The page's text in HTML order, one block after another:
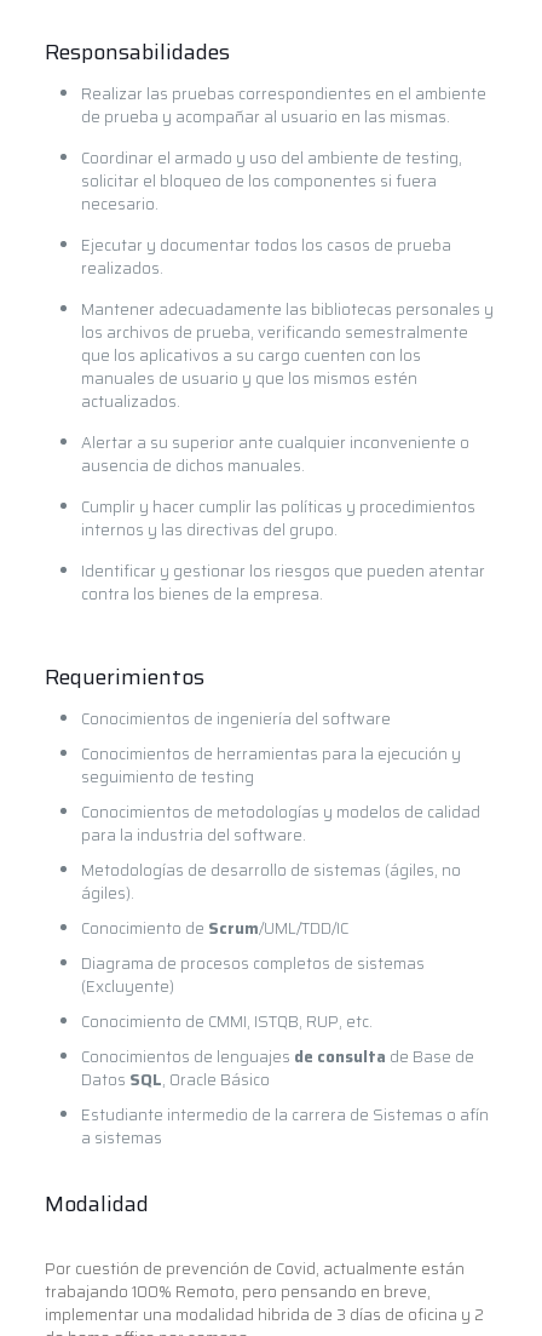
Responsabilidades
Realizar las pruebas correspondientes en el ambiente
de prueba y acompañar al usuario en las mismas.
Coordinar el armado y uso del ambiente de testing,
solicitar el bloqueo de los componentes si fuera
necesario.
Ejecutar y documentar todos los casos de prueba
realizados.
Mantener adecuadamente las bibliotecas personales y
los archivos de prueba, verificando semestralmente
que los aplicativos a su cargo cuenten con los
manuales de usuario y que los mismos estén
actualizados.
Alertar a su superior ante cualquier inconveniente o
ausencia de dichos manuales.
Cumplir y hacer cumplir las políticas y procedimientos
internos y las directivas del grupo.
Identificar y gestionar los riesgos que pueden atentar
contra los bienes de la empresa.
Requerimientos
Conocimientos de ingeniería del software
Conocimientos de herramientas para la ejecución y
seguimiento de testing
Conocimientos de metodologías y modelos de calidad
para la industria del software.
Metodologías de desarrollo de sistemas (ágiles, no
ágiles).
Conocimiento de Scrum/UML/TDD/IC
Diagrama de procesos completos de sistemas
(Excluyente)
Conocimiento de CMMI, ISTQB, RUP, etc.
Conocimientos de lenguajes de consulta de Base de
Datos SQL, Oracle Básico
Estudiante intermedio de la carrera de Sistemas o afín
a sistemas
Modalidad
Por cuestión de prevención de Covid, actualmente están
trabajando 100% Remoto, pero pensando en breve,
implementar una modalidad hibrida de 3 días de oficina y 2